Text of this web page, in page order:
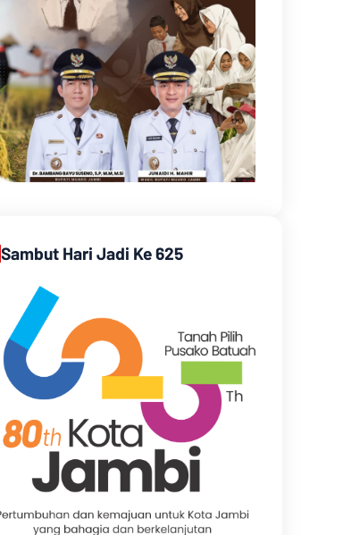
Sambut Hari Jadi Ke 625